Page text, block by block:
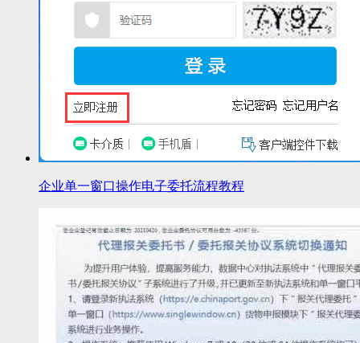
企业单一窗口操作电子委托流程教程